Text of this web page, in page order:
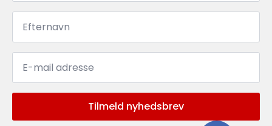
Efternavn
Email
Tilmeld nyhedsbrev